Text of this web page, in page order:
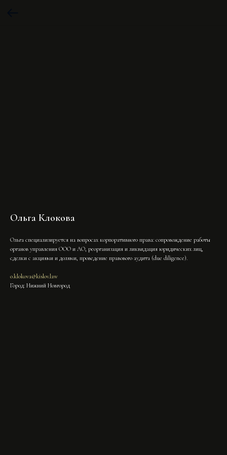
Ольга Клокова
Ольга специализируется на вопросах корпоративного права: сопровождение работы
органов управления ООО и АО, реорганизация и ликвидация юридических лиц,
сделки с акциями и долями, проведение правового аудита (due diligence).
o.klokova@kislov.law
Город: Нижний Новгород